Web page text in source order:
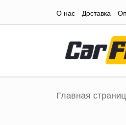
О нас Доставка
Главная